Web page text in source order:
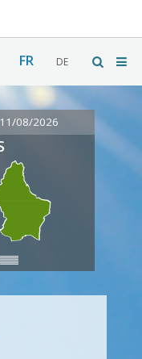
FR DE
11/08/2026